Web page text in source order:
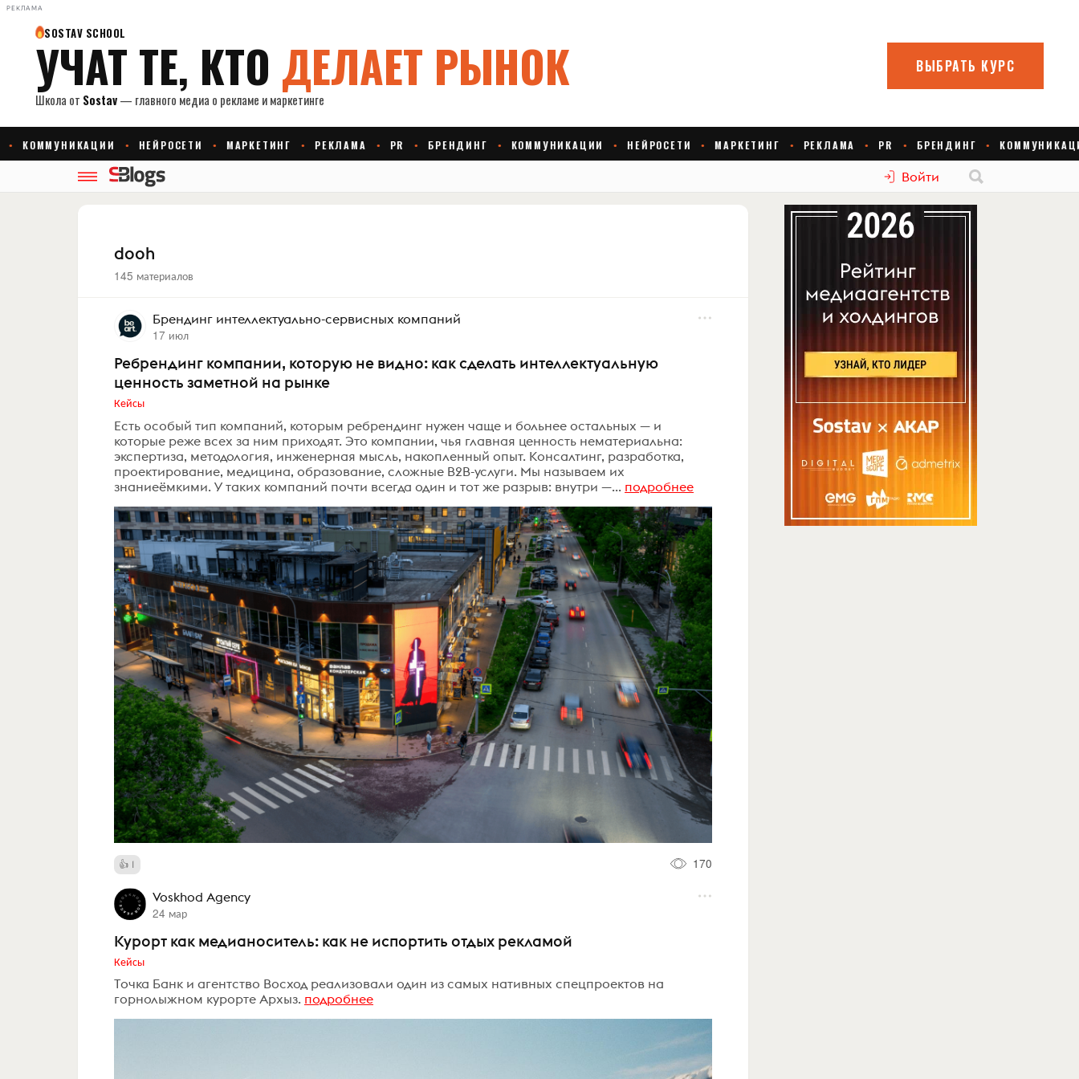
РЕКЛАМА
Войти
dooh
145 материалов
Брендинг интеллектуально-сервисных компаний
17 июл
Ребрендинг компании, которую не видно: как сделать интеллектуальную
ценность заметной на рынке
Кейсы
Есть особый тип компаний, которым ребрендинг нужен чаще и больнее остальных — и
которые реже всех за ним приходят. Это компании, чья главная ценность нематериальна:
экспертиза, методология, инженерная мысль, накопленный опыт. Консалтинг, разработка,
проектирование, медицина, образование, сложные B2B-услуги. Мы называем их
знаниеёмкими. У таких компаний почти всегда один и тот же разрыв: внутри —... подробнее
1 170
Voskhod Agency
24 мар
Курорт как медианоситель: как не испортить отдых рекламой
Кейсы
Точка Банк и агентство Восход реализовали один из самых нативных спецпроектов на
горнолыжном курорте Архыз. подробнее